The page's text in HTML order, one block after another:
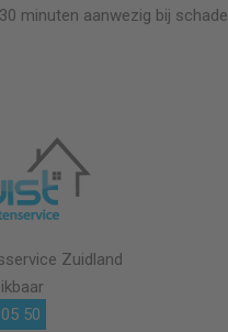
30 minuten aanwezig bij schade
Zuidland
50